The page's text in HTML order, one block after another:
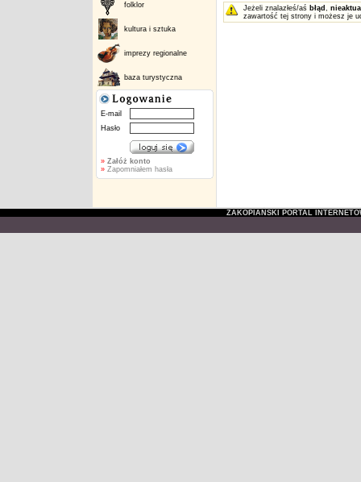
folklor
kultura i sztuka
imprezy regionalne
baza turystyczna
E-mail
Hasło
» Załóż konto
»Zapomniałem hasła
Jeżeli znalazłeś/aś błąd ,
zawartość tej strony i możesz je
ZAKOPIAŃSKI PORTAL